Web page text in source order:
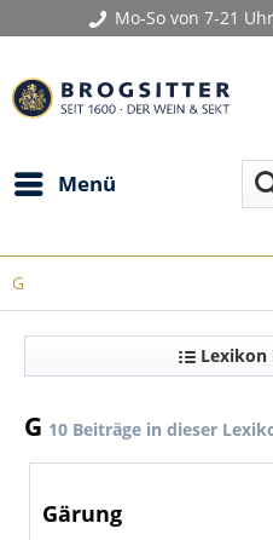
Mo-So von 7-21
Menü
G
Lexikon
G 10 Beiträge in dieser
Gärung